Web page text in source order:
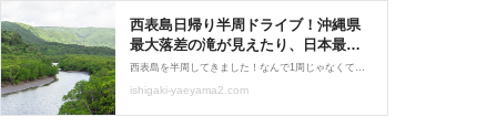
西表島日帰り半周ドライブ！沖縄県
最大落差の滝が見えたり、日本最大
級のマングローブを見たり : 島宿日
和 Stay Slow in Okinawa
西表島を半周してきました！なんで1周じゃなくて、半周なのか？地図をみたらわかります！！！！西表島↓西表島は沖縄本島に次いで沖縄で2番目に大きな島。島のほとんどが亜熱帯のジャングルで、西表石垣国立公園に指定されています。また東洋のガラパゴスとも呼ばれ、天然記
ishigaki-yaeyama2.com